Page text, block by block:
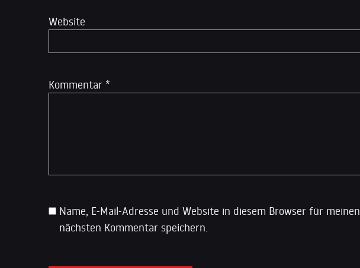
Kommentar *
Website
Name, E-Mail-Adresse und Website in diesem Browser für meinen
nächsten Kommentar speichern.